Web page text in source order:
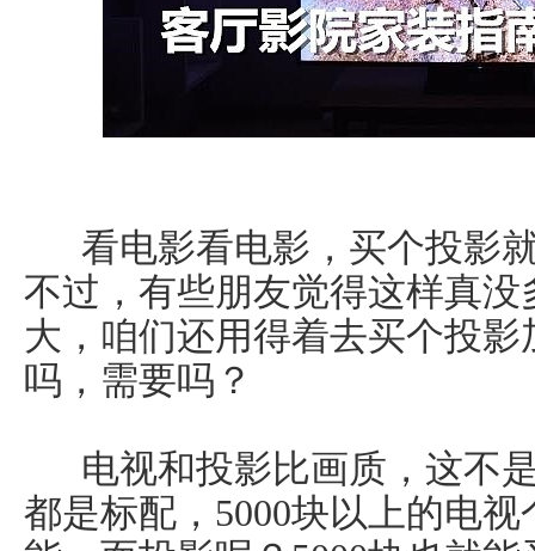
看电影看电影，买个投影
不过，有些朋友觉得这样真
大，咱们还用得着去买个投
吗，需要吗？
电视和投影比画质，这不
都是标配，5000块以上的电